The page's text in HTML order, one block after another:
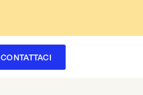
CONTATTACI